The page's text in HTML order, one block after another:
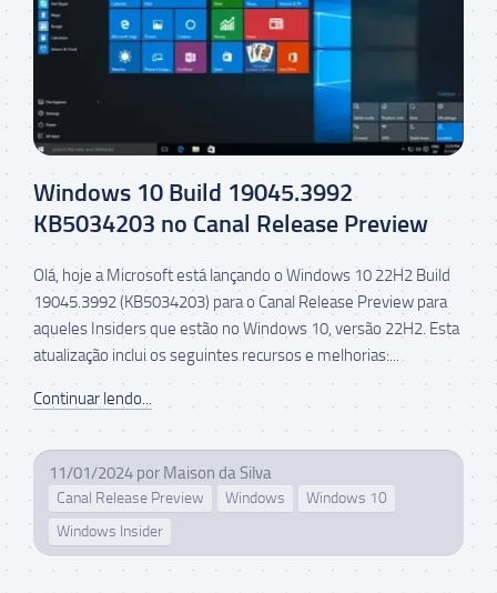
Windows 10 Build 19045.3992
KB5034203 no Canal Release Preview
Olá, hoje a Microsoft está lançando o Windows 10 22H2 Build
19045.3992 (KB5034203) para o Canal Release Preview para
aqueles Insiders que estão no Windows 10, versão 22H2. Esta
atualização inclui os seguintes recursos e melhorias:...
Continuar lendo...
11/01/2024 por Maison da Silva
Canal Release Preview Windows
Windows 10
Windows Insider